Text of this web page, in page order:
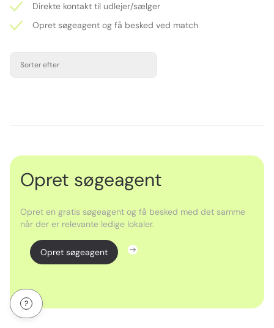
Direkte kontakt til udlejer/sælger
Opret søgeagent og få besked ved match
Sorter efter
Opret søgeagent
Opret en gratis søgeagent og få besked med det samme
når der er relevante ledige lokaler.
Opret søgeagent